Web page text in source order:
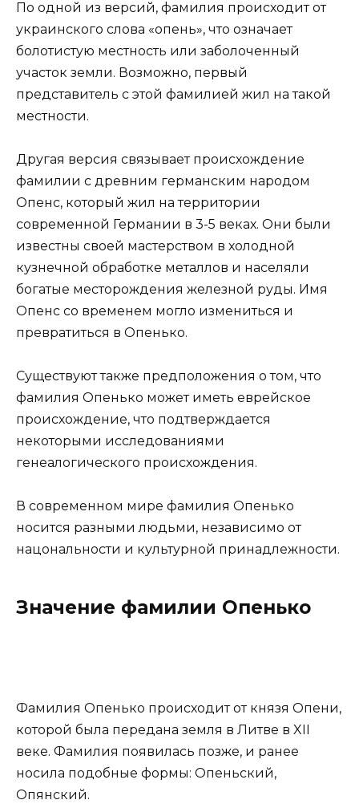
По одной из версий, фамилия происходит от
украинского слова «опень», что означает
болотистую местность или заболоченный
участок земли. Возможно, первый
представитель с этой фамилией жил на такой
местности.
Другая версия связывает происхождение
фамилии с древним германским народом
Опенс, который жил на территории
современной Германии в 3-5 веках. Они были
известны своей мастерством в холодной
кузнечной обработке металлов и населяли
богатые месторождения железной руды. Имя
Опенс со временем могло измениться и
превратиться в Опенько.
Существуют также предположения о том, что
фамилия Опенько может иметь еврейское
происхождение, что подтверждается
некоторыми исследованиями
генеалогического происхождения.
В современном мире фамилия Опенько
носится разными людьми, независимо от
нацональности и культурной принадлежности.
Значение фамилии Опенько
Фамилия Опенько происходит от князя Опени,
которой была передана земля в Литве в XII
веке. Фамилия появилась позже, и ранее
носила подобные формы: Опеньский,
Опянский.